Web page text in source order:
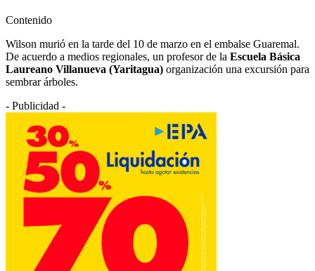
Contenido
Wilson murió en la tarde del 10 de marzo en el embalse Guaremal.
De acuerdo a medios regionales, un profesor de la Escuela Básica
Laureano Villanueva (Yaritagua) organización una excursión para
sembrar árboles.
- Publicidad -